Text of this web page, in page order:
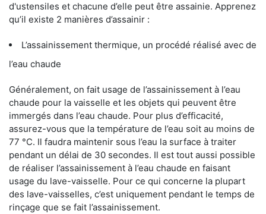
d'ustensiles et chacune d’elle peut être assainie. Apprenez
qu’il existe 2 manières d’assainir :
L’assainissement thermique, un procédé réalisé avec de
l’eau chaude
Généralement, on fait usage de l’assainissement à l’eau
chaude pour la vaisselle et les objets qui peuvent être
immergés dans l’eau chaude. Pour plus d’efficacité,
assurez-vous que la température de l’eau soit au moins de
77 °C. Il faudra maintenir sous l’eau la surface à traiter
pendant un délai de 30 secondes. Il est tout aussi possible
de réaliser l’assainissement à l’eau chaude en faisant
usage du lave-vaisselle. Pour ce qui concerne la plupart
des lave-vaisselles, c’est uniquement pendant le temps de
rinçage que se fait l’assainissement.